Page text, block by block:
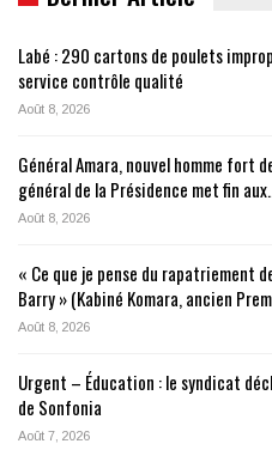
Labé : 290 cartons de poulets
service contrôle qualité
Août 8, 2026
Général Amara, nouvel homme fort
général de la Présidence met fin
Août 8, 2026
« Ce que je pense du rapatriement
Barry » (Kabiné Komara, ancien
Août 8, 2026
Urgent – Éducation : le syndicat
de Sonfonia
Août 7, 2026